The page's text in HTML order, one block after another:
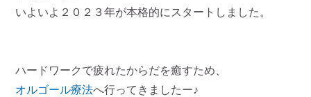
いよいよ２０２３年が本格的にスタートしました。
ハードワークで疲れたからだを癒すため、
オルゴール療法へ行ってきましたー♪